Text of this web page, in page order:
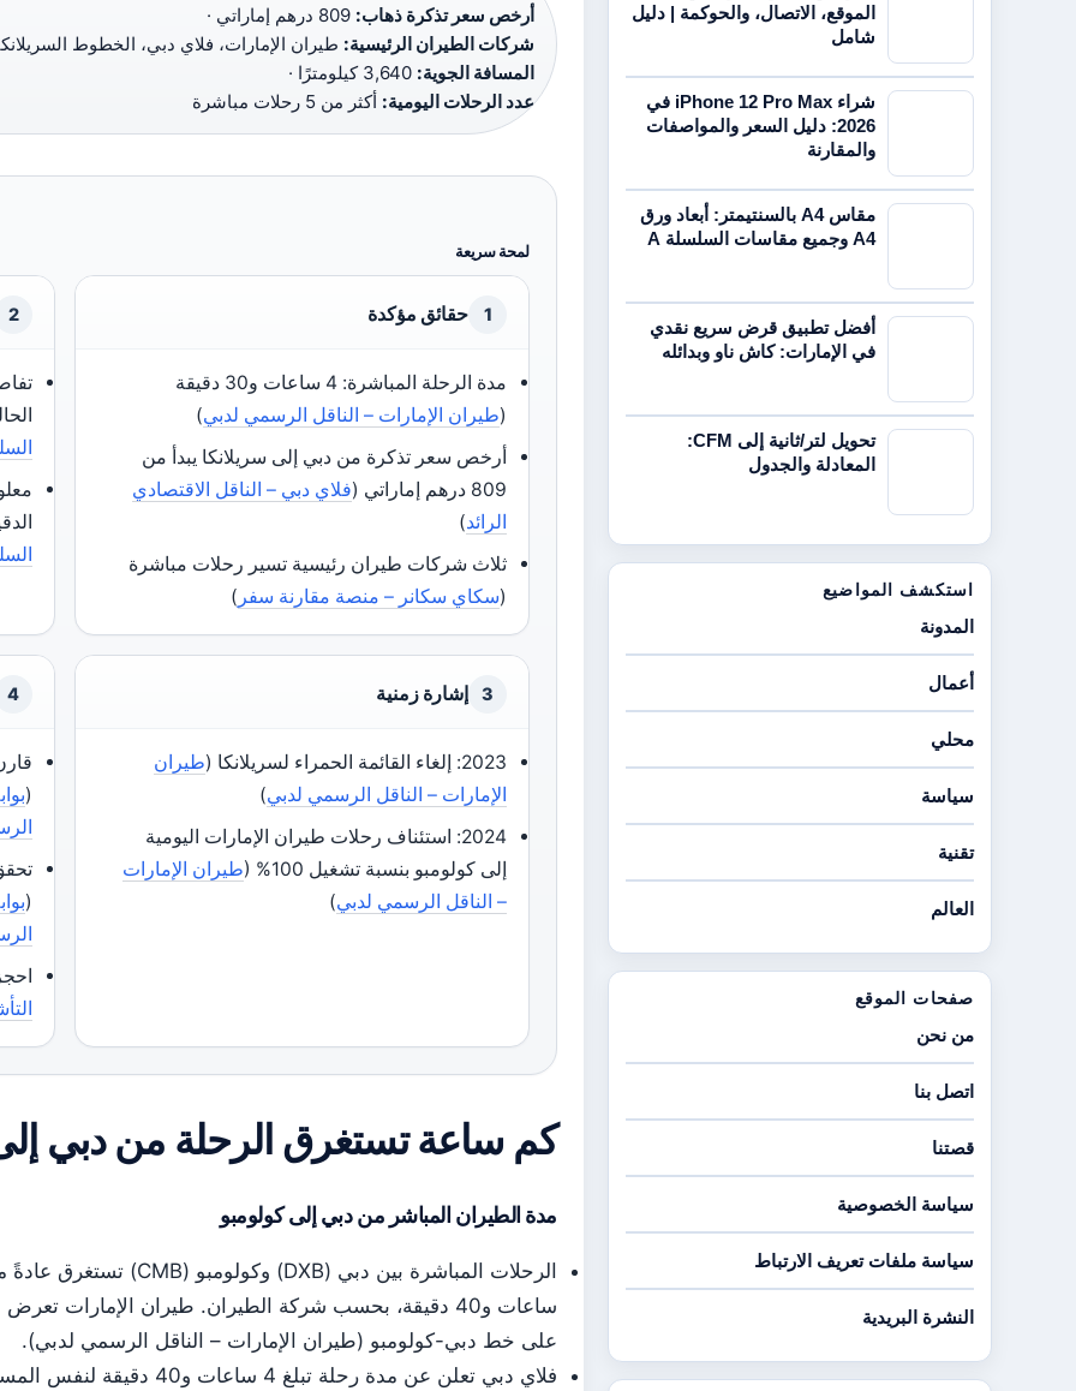
أرخص سعر تذكرة ذهاب:
شركات الطيران الرئيسية: طيران الإمارات، فلاي دبي، الخطوط
المسافة الجوية:
عدد الرحلات اليومية: أكثر من 5 رحلات مباشرة
لمحة سريعة
1 حقائق مؤكدة
مدة الرحلة المباشرة: 4 ساعات و30 دقيقة
(طيران الإمارات – الناقل الرسمي لدبي)
أرخص سعر تذكرة من دبي إلى سريلانكا يبدأ من
809 درهم إماراتي (
فلاي دبي – الناقل الاقتصادي
الرائد)
ثلاث شركات طيران رئيسية تسير رحلات مباشرة
(سكاي سكانر – منصة مقارنة سفر )
2
3 إشارة زمنية
2023: إلغاء القائمة الحمراء لسريلانكا (طيران
الإمارات – الناقل الرسمي لدبي)
2024: استئناف رحلات طيران الإمارات اليومية
إلى كولومبو بنسبة تشغيل 100% (
طيران الإمارات
– الناقل الرسمي لدبي)
4
(
(
كم ساعة تستغرق الرحلة من دبي
مدة الطيران المباشر من دبي إلى كولومبو
على خط دبي-كولومبو (طيران الإمارات – الناقل الرسمي لدبي).
فلاي دبي تعلن عن مدة رحلة تبلغ 4 ساعات و40 دقيقة لنفس المسار (
الموقع، الاتصال، والحوكمة | دليل
شامل
شراء iPhone 12 Pro Max في
2026: دليل السعر والمواصفات
والمقارنة
مقاس A4 بالسنتيمتر: أبعاد ورق
A4 وجميع مقاسات السلسلة A
أفضل تطبيق قرض سريع نقدي
في الإمارات: كاش ناو وبدائله
تحويل لتر/ثانية إلى CFM:
المعادلة والجدول
استكشف المواضيع
المدونة
أعمال
محلي
سياسة
تقنية
العالم
صفحات الموقع
من نحن
اتصل بنا
قصتنا
سياسة الخصوصية
سياسة ملفات تعريف الارتباط
النشرة البريدية